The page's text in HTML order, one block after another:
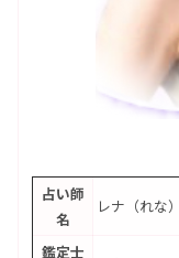
占い師
名
レナ（れな）
鑑定士